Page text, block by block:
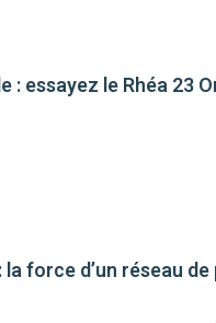
: essayez le Rhéa 23
force d’un réseau